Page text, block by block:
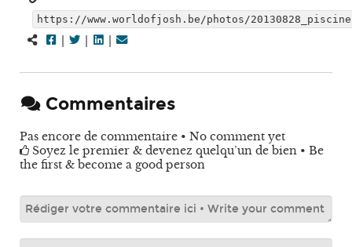
https://www.worldofjosh.be/photos/
| | |
Commentaires
Pas encore de commentaire • No comment yet
Soyez le premier & devenez quelqu’un de bien • Be
the first & become a good person